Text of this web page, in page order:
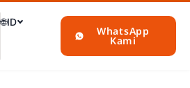
🌐ID
WhatsApp
Kami